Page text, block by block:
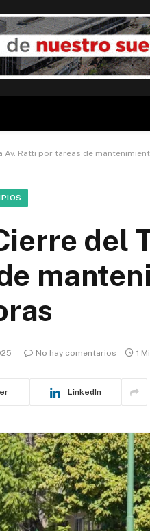
Av. Ratti por tareas de
del
No hay comentarios 1
LinkedIn